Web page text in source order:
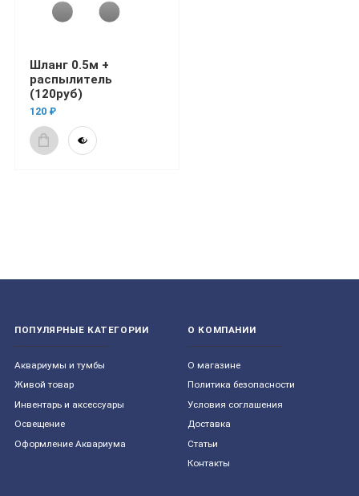
Шланг 0.5м +
распылитель
(120руб)
120 ₽
ПОПУЛЯРНЫЕ КАТЕГОРИИ
Aквариумы и тумбы
Живой товар
Инвентарь и аксессуары
Освещение
Оформление Аквариума
О КОМПАНИИ
О магазине
Политика безопасности
Условия соглашения
Доставка
Статьи
Контакты